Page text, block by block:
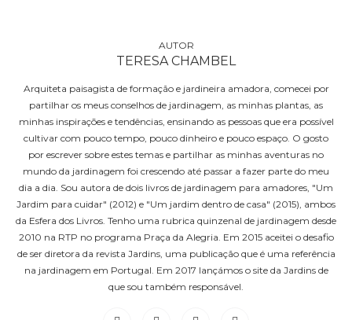
TERESA CHAMBEL
Arquiteta paisagista de formação e jardineira amadora, comecei por
partilhar os meus conselhos de jardinagem, as minhas plantas, as
minhas inspirações e tendências, ensinando as pessoas que era possível
cultivar com pouco tempo, pouco dinheiro e pouco espaço. O gosto
por escrever sobre estes temas e partilhar as minhas aventuras no
mundo da jardinagem foi crescendo até passar a fazer parte do meu
dia a dia. Sou autora de dois livros de jardinagem para amadores, "Um
Jardim para cuidar" (2012) e "Um jardim dentro de casa" (2015), ambos
da Esfera dos Livros. Tenho uma rubrica quinzenal de jardinagem desde
2010 na RTP no programa Praça da Alegria. Em 2015 aceitei o desafio
de ser diretora da revista Jardins, uma publicação que é uma referência
na jardinagem em Portugal. Em 2017 lançámos o site da Jardins de
que sou também responsável.